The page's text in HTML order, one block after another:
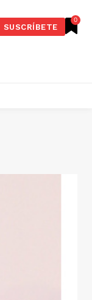
0
SUSCRÍBETE